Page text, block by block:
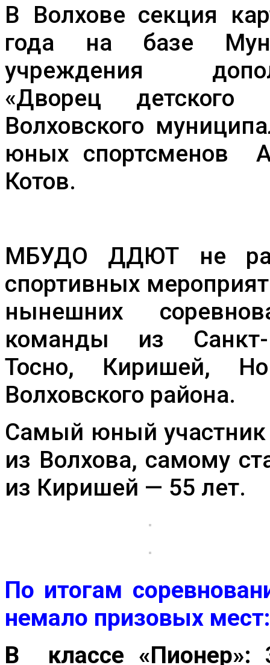
В Волхове секция
года на базе
учреждения
«Дворец детского
Волховского
юных спортсменов
Котов.
МБУДО ДДЮТ не раз
спортивных
нынешних
команды из Санкт-
Тосно, Киришей,
Волховского района.
Самый юный участник
из Волхова, самому
из Киришей — 55 лет.
По итогам
немало призовых мест:
В классе «Пионер»: